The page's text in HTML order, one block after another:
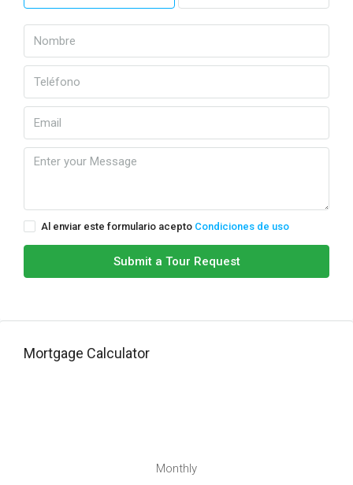
Al enviar este formulario acepto Condiciones de uso
Submit a Tour Request
Mortgage Calculator
Monthly